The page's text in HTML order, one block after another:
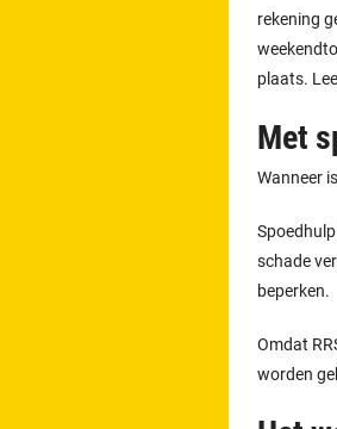
rekening
plaats.
Met
Wanneer
schade
beperken.
Omdat
worden